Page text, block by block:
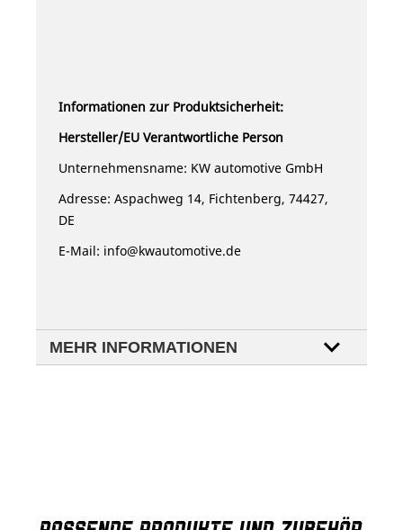
Informationen zur Produktsicherheit:
Hersteller/EU Verantwortliche Person
Unternehmensname: KW automotive GmbH
Adresse: Aspachweg 14, Fichtenberg, 74427,
DE
E-Mail: info@kwautomotive.de
MEHR INFORMATIONEN